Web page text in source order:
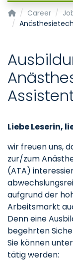
Homepage of
Career
Liebe Leserin,
wir freuen uns,
zur/zum
(ATA)
aufgrund der
Arbeitsmarkt
Denn eine
begehrten
Sie können
tätig werden: